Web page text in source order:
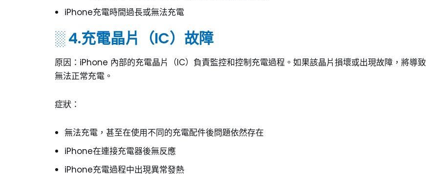
iPhone充電時間過長或無法充電
░ 4.充電晶片（IC）故障
原因：iPhone 內部的充電晶片（IC）負責監控和控制充電過程。如果該晶片損壞或出現故障，將導致
無法正常充電。
症狀：
無法充電，甚至在使用不同的充電配件後問題依然存在
iPhone在連接充電器後無反應
iPhone充電過程中出現異常發熱